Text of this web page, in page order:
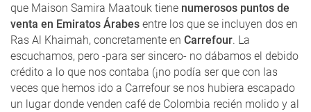
que Maison Samira Maatouk tiene numerosos puntos de
venta en Emiratos Árabes entre los que se incluyen dos en
Ras Al Khaimah, concretamente en Carrefour. La
escuchamos, pero -para ser sincero- no dábamos el debido
crédito a lo que nos contaba (¡no podía ser que con las
veces que hemos ido a Carrefour se nos hubiera escapado
un lugar donde venden café de Colombia recién molido y al